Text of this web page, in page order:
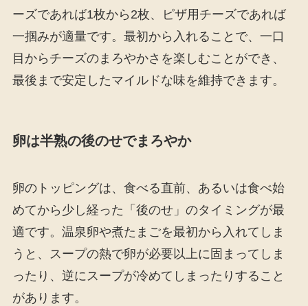
ーズであれば1枚から2枚、ピザ用チーズであれば
一掴みが適量です。最初から入れることで、一口
目からチーズのまろやかさを楽しむことができ、
最後まで安定したマイルドな味を維持できます。
卵は半熟の後のせでまろやか
卵のトッピングは、食べる直前、あるいは食べ始
めてから少し経った「後のせ」のタイミングが最
適です。温泉卵や煮たまごを最初から入れてしま
うと、スープの熱で卵が必要以上に固まってしま
ったり、逆にスープが冷めてしまったりすること
があります。